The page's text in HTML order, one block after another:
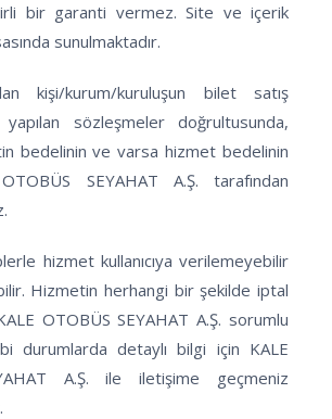
bir garanti vermez. Site ve içerik
sunulmaktadır.
kişi/kurum/kuruluşun bilet satış
sözleşmeler doğrultusunda,
bedelinin ve varsa hizmet bedelinin
SEYAHAT A.Ş. tarafından
hizmet kullanıcıya verilemeyebilir
Hizmetin herhangi bir şekilde iptal
OTOBÜS SEYAHAT A.Ş. sorumlu
durumlarda detaylı bilgi için KALE
A.Ş. ile iletişime geçmeniz